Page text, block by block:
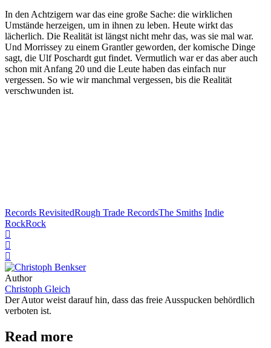
In den Achtzigern war das eine große Sache: die wirklichen
Umstände herzeigen, um in ihnen zu leben. Heute wirkt das
lächerlich. Die Realität ist längst nicht mehr das, was sie mal war.
Und Morrissey zu einem Grantler geworden, der komische Dinge
sagt, die Ulf Poschardt gut findet. Vermutlich war er das aber auch
schon mit Anfang 20 und die Leute haben das einfach nur
vergessen. So wie wir manchmal vergessen, bis die Realität
verschwunden ist.
Records RevisitedRough Trade RecordsThe Smiths Indie
RockRock
Author
Christoph Gleich
Der Autor weist darauf hin, dass das freie Ausspucken behördlich
verboten ist.
Read more